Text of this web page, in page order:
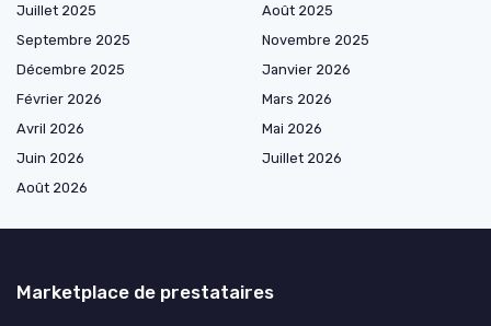
Juillet 2025
Août 2025
Septembre 2025
Novembre 2025
Décembre 2025
Janvier 2026
Février 2026
Mars 2026
Avril 2026
Mai 2026
Juin 2026
Juillet 2026
Août 2026
Marketplace de prestataires